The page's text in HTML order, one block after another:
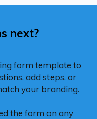
next?
form template to
add steps, or
your branding.
the form on any